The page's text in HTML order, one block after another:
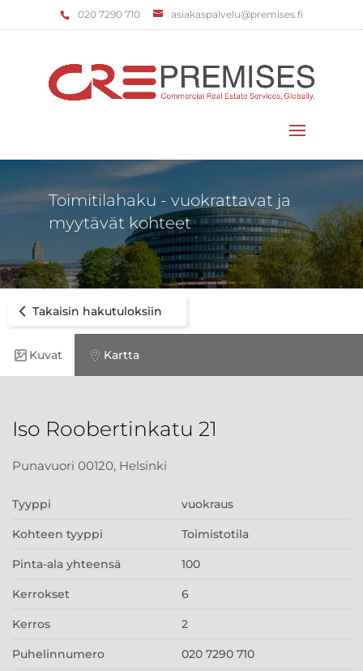
‌020 7290 710 asiakaspalvelu@premises.fi
Toimitilahaku - vuokrattavat ja
myytävät kohteet
Takaisin hakutuloksiin
Kuvat Kartta
Iso Roobertinkatu 21
Punavuori 00120, Helsinki
Tyyppi vuokraus
Kohteen tyyppi Toimistotila
Pinta-ala yhteensä 100
Kerrokset 6
Kerros 2
Puhelinnumero 020 7290 710